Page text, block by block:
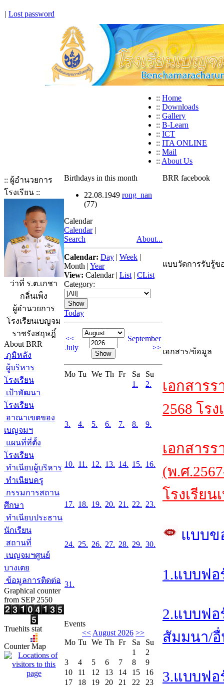
| Lost password
:: Home
:: Downloads
:: Gallery
:: B-Learn
:: ICT
:: ITA ONLINE
:: Mail
:: About Us
:: ผู้อำนวยการ
โรงเรียน ::
ว่าที่ ร.ต.เกชา
กลิ่นเพ็ง
ผู้อำนวยการ
โรงเรียนเบญจม
ราชรังสฤษฎิ์
About BRR
ภูมิหลัง
ผู้บริหาร
โรงเรียน
เป้าพัฒนา
โรงเรียน
อาณาเขตของ
เบญจมฯ
แผนที่ที่ตั้ง
โรงเรียน
ทำเนียบผู้บริหาร
ทำเนียบครู
กรรมการสถาน
ศึกษา
ทำเนียบประธาน
นักเรียน
สถานที่
เบญจมฯศูนย์
บางเตย
ข้อมูลการติดต่อ
Graphical counter
from SEP 2550
Truehits stat
Counter Map
Birthdays in this month
22.08.1949 rong_nan
(77)
Calendar
Calendar |
Search
About...
Calendar: Day | Week |
Month | Year
View: Calendar| List | CList
Category:
Today
<<
July
September
>>
Mo Tu We Th Fr Sa
Su
1.
2.
3. 4. 5. 6. 7. 8. 9.
10. 11. 12. 13. 14. 15. 16.
17. 18. 19. 20. 21. 22. 23.
24. 25. 26. 27. 28. 29. 30.
31.
Events
<< August 2026 >>
Mo Tu We Th Fr Sa
Su
1
2
3
4 5 6 7 8
9
10
11 12 13 14 15
16
17
18 19 20 21 22
23
BRR facebook
แบบวัดการรับรู้ข
เอกสาร/ข้อมูล
เอกสาร
2568 โร
เอกสาร
(พ.ศ
โรงเรีย
แบบข
1.แบบฟ
2.แบบฟ
สัมมนา/
3.แบบฟอ